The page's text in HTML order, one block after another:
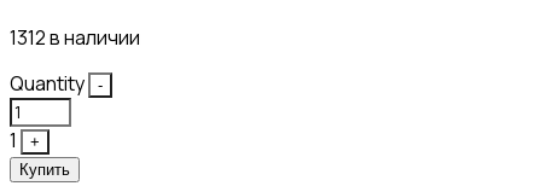
1312 в наличии
Quantity
-
1
+
Купить